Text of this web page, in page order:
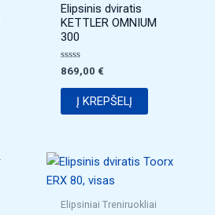
Elipsinis dviratis
KETTLER OMNIUM
300
Įvertinimas:
0
iš
869,00 €
Į KREPŠELĮ
Elipsiniai Treniruokliai